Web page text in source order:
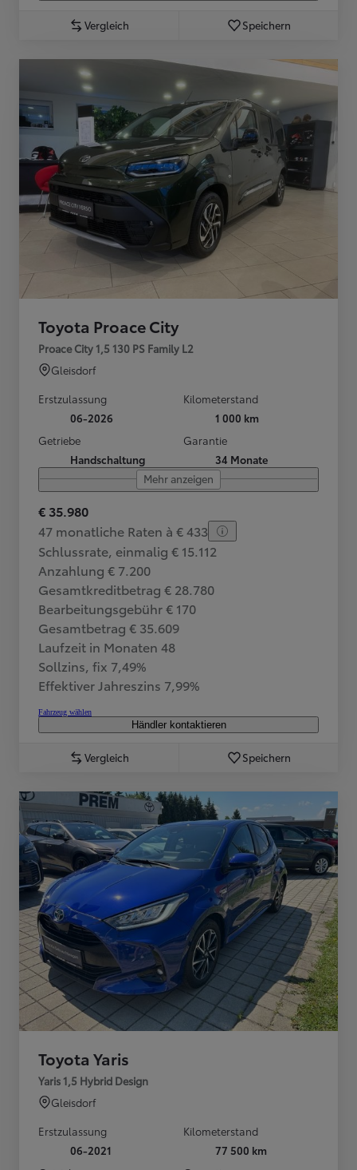
Vergleich Speichern
Toyota Proace City
Proace City 1,5 130 PS Family L2
Gleisdorf
Erstzulassung
06-2026
Kilometerstand
1 000 km
Getriebe
Handschaltung
Garantie
34 Monate
Mehr anzeigen
€ 35.980
47 monatliche Raten à € 433
Schlussrate, einmalig € 15.112
Anzahlung € 7.200
Gesamtkreditbetrag € 28.780
Bearbeitungsgebühr € 170
Gesamtbetrag € 35.609
Laufzeit in Monaten 48
Sollzins, fix 7,49%
Effektiver Jahreszins 7,99%
Fahrzeug wählen
Händler kontaktieren
Vergleich Speichern
Toyota Yaris
Yaris 1,5 Hybrid Design
Gleisdorf
Erstzulassung
06-2021
Kilometerstand
77 500 km